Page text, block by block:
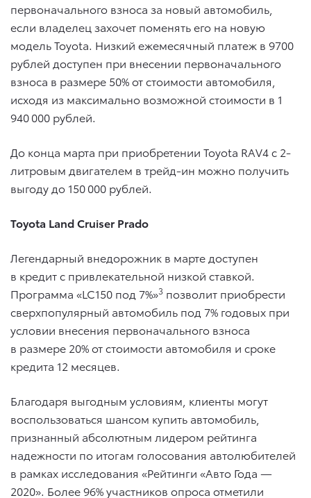
первоначального взноса за новый автомобиль,
если владелец захочет поменять его на новую
модель Toyota. Низкий ежемесячный платеж в 9700
рублей доступен при внесении первоначального
взноса в размере 50% от стоимости автомобиля,
исходя из максимально возможной стоимости в 1
940 000 рублей.
До конца марта при приобретении Toyota RAV4 с 2-
литровым двигателем в трейд-ин можно получить
выгоду до 150 000 рублей.
Toyota Land Cruiser Prado
Легендарный внедорожник в марте доступен
в кредит с привлекательной низкой ставкой.
Программа «LC150 под 7%»3 позволит приобрести
сверхпопулярный автомобиль под 7% годовых при
условии внесения первоначального взноса
в размере 20% от стоимости автомобиля и сроке
кредита 12 месяцев.
Благодаря выгодным условиям, клиенты могут
воспользоваться шансом купить автомобиль,
признанный абсолютным лидером рейтинга
надежности по итогам голосования автолюбителей
в рамках исследования «Рейтинги «Авто Года —
2020». Более 96% участников опроса отметили